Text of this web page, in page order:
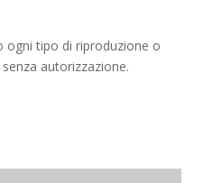
ogni tipo di riproduzione o
autorizzazione.